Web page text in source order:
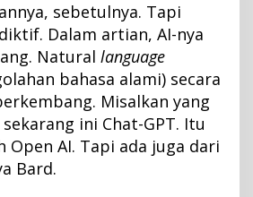
sebetulnya. Tapi
Dalam artian, AI-nya
Natural language
bahasa alami) secara
Misalkan yang
ini Chat-GPT. Itu
Open AI. Tapi ada juga dari
Bard.